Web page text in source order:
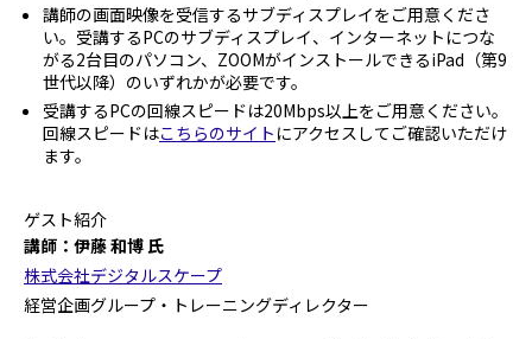
講師の画面映像を受信するサブディスプレイをご用意くださ
い。受講するPCのサブディスプレイ、インターネットにつな
がる2台目のパソコン、ZOOMがインストールできるiPad（第9
世代以降）のいずれかが必要です。
受講するPCの回線スピードは20Mbps以上をご用意ください。
回線スピードはこちらのサイト にアクセスしてご確認いただけ
ます。
ゲスト紹介
講師：伊藤 和博 氏
株式会社デジタルスケープ
経営企画グループ・トレーニングディレクター